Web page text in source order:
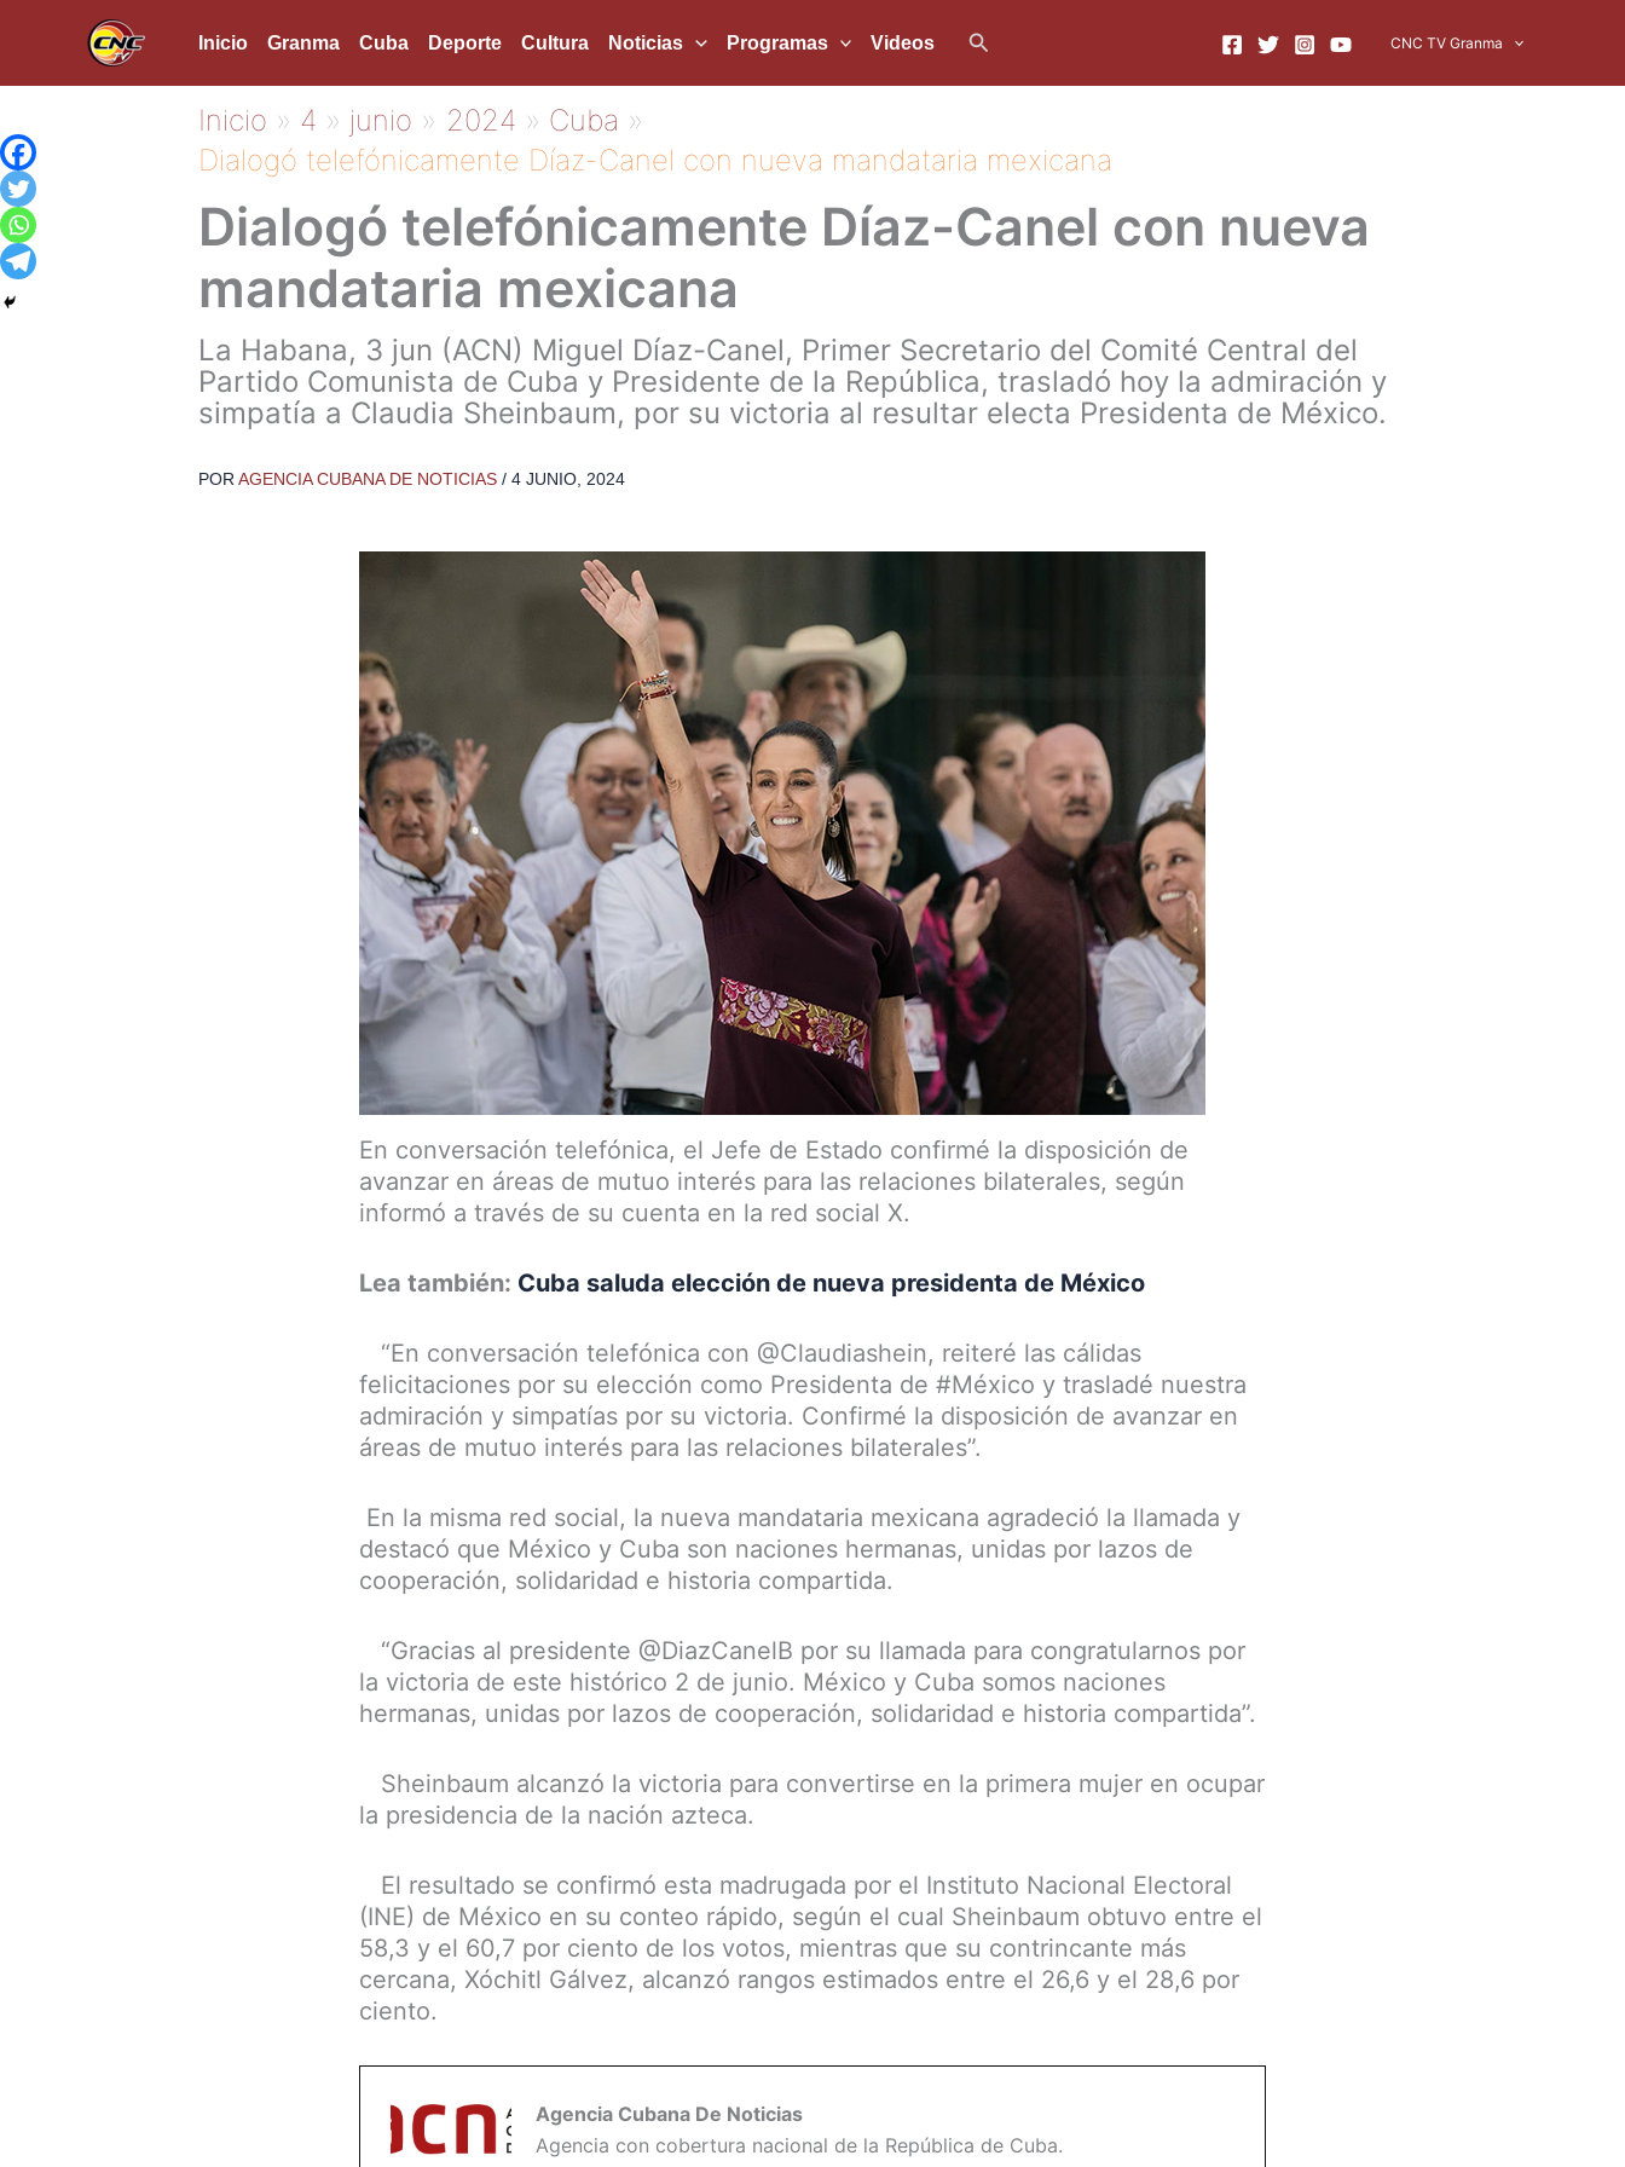
Inicio Granma Cuba Deporte Cultura Noticias Programas Videos Buscar CNC TV Granma
Inicio 4 junio 2024
Cuba
Dialogó telefónicamente Díaz-Canel con nueva mandataria mexicana
Dialogó telefónicamente Díaz-Canel con nueva
mandataria mexicana
La Habana, 3 jun (ACN) Miguel Díaz-Canel, Primer Secretario del Comité Central del
Partido Comunista de Cuba y Presidente de la República, trasladó hoy la admiración y
simpatía a Claudia Sheinbaum, por su victoria al resultar electa Presidenta de México.
POR AGENCIA CUBANA DE NOTICIAS / 4 JUNIO, 2024
En conversación telefónica, el Jefe de Estado confirmé la disposición de
avanzar en áreas de mutuo interés para las relaciones bilaterales, según
informó a través de su cuenta en la red social X.
Lea también: Cuba saluda elección de nueva presidenta de México
“En conversación telefónica con @Claudiashein, reiteré las cálidas
felicitaciones por su elección como Presidenta de #México y trasladé nuestra
admiración y simpatías por su victoria. Confirmé la disposición de avanzar en
áreas de mutuo interés para las relaciones bilaterales”.
En la misma red social, la nueva mandataria mexicana agradeció la llamada y
destacó que México y Cuba son naciones hermanas, unidas por lazos de
cooperación, solidaridad e historia compartida.
“Gracias al presidente @DiazCanelB por su llamada para congratularnos por
la victoria de este histórico 2 de junio. México y Cuba somos naciones
hermanas, unidas por lazos de cooperación, solidaridad e historia compartida”.
Sheinbaum alcanzó la victoria para convertirse en la primera mujer en ocupar
la presidencia de la nación azteca.
El resultado se confirmó esta madrugada por el Instituto Nacional Electoral
(INE) de México en su conteo rápido, según el cual Sheinbaum obtuvo entre el
58,3 y el 60,7 por ciento de los votos, mientras que su contrincante más
cercana, Xóchitl Gálvez, alcanzó rangos estimados entre el 26,6 y el 28,6 por
ciento.
Agencia Cubana De Noticias
Agencia con cobertura nacional de la República de Cuba.